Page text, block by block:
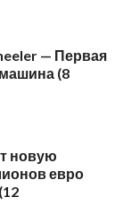
— Первая
(8
новую
евро